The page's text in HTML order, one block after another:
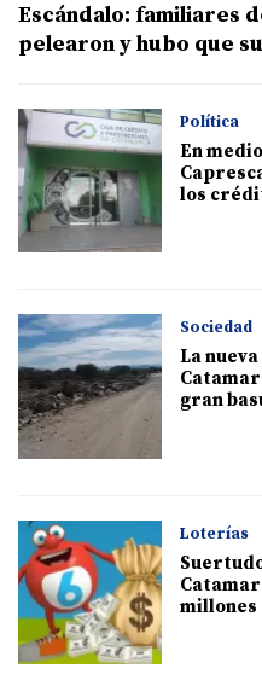
Escándalo: familiares
pelearon y hubo que
Política
En
los
Sociedad
La
gran
Loterías
millones